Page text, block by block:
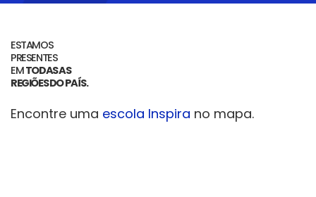
ESTAMOS
PRESENTES
EMTODAS AS
REGIÕES DO PAÍS.
Encontre uma escola Inspira no mapa.